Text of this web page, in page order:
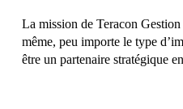
La mission de Teracon
même, peu importe le type
être un partenaire stratégique